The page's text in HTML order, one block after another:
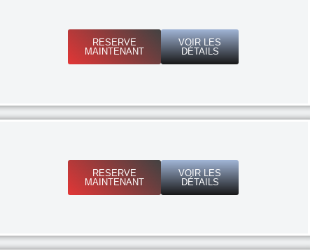
RESERVE
MAINTENANT
VOIR LES
DÉTAILS
RESERVE
MAINTENANT
VOIR LES
DÉTAILS